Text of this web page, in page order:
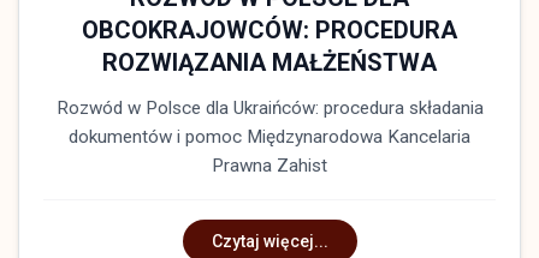
OBCOKRAJOWCÓW: PROCEDURA
ROZWIĄZANIA MAŁŻEŃSTWA
Rozwód w Polsce dla Ukraińców: procedura składania
dokumentów i pomoc Międzynarodowa Kancelaria
Prawna Zahist
Czytaj więcej...